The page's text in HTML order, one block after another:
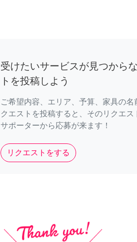
受けたいサービスが見つから
トを投稿しよう
ご希望内容、エリア、予算、家具の名
クエストを投稿すると、そのリクエ
サポーターから応募が来ます！
リクエストをする